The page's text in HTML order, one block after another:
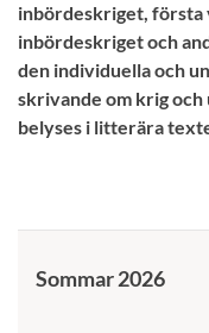
inbördeskriget, första
inbördeskriget och
den individuella och
skrivande om krig
belyses i litterära
Sommar 2026